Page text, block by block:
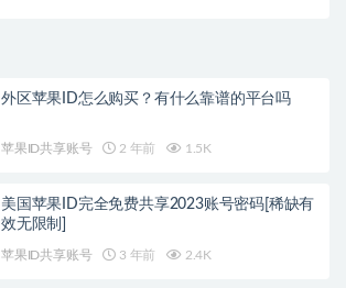
外区苹果ID怎么购买？有什么靠谱的平台吗
苹果ID共享账号 2 年前 1.5K
美国苹果ID完全免费共享2023账号密码[稀缺有
效无限制]
苹果ID共享账号 3 年前 2.4K